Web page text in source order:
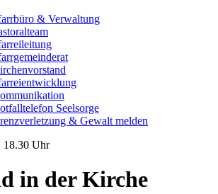
& Verwaltung
Seelsorge
& Gewalt melden
18.30 Uhr
in der Kirche